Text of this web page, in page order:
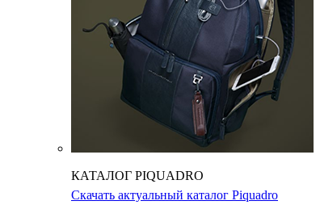
КАТАЛОГ PIQUADRO
Скачать актуальный каталог Piquadro